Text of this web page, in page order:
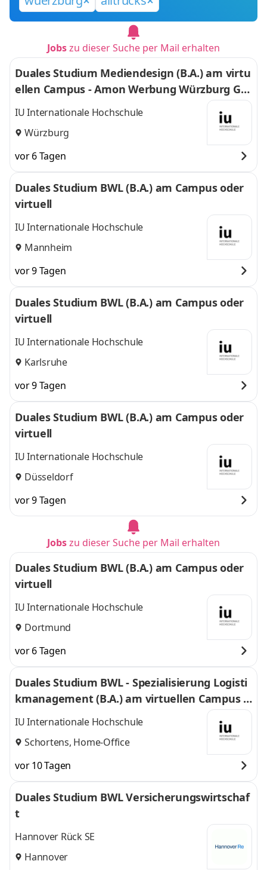
Jobszu dieser Suche per Mail erhalten
Duales Studium Mediendesign (B.A.) am virtu
ellen Campus - Amon Werbung Würzburg Gm
bH & Co. KG
IU Internationale Hochschule
Würzburg
vor 6 Tagen
Duales Studium BWL (B.A.) am Campus oder
virtuell
IU Internationale Hochschule
Mannheim
vor 9 Tagen
Duales Studium BWL (B.A.) am Campus oder
virtuell
IU Internationale Hochschule
Karlsruhe
vor 9 Tagen
Duales Studium BWL (B.A.) am Campus oder
virtuell
IU Internationale Hochschule
Düsseldorf
vor 9 Tagen
Jobszu dieser Suche per Mail erhalten
Duales Studium BWL (B.A.) am Campus oder
virtuell
IU Internationale Hochschule
Dortmund
vor 6 Tagen
Duales Studium BWL - Spezialisierung Logisti
kmanagement (B.A.) am virtuellen Campus -
Nordfrost GmbH & Co. KG
IU Internationale Hochschule
Schortens, Home-Office
vor 10 Tagen
Duales Studium BWL Versicherungswirtschaf
t
Hannover Rück SE
Hannover